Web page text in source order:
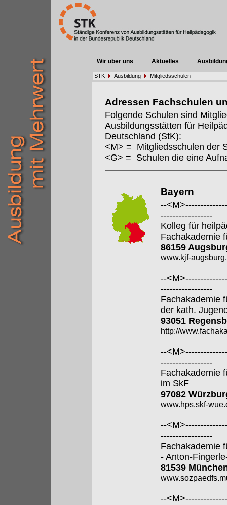
Wir über uns Aktuelles
STK Ausbildung Mitgliedsschulen
Adressen Fachschulen
Folgende Schulen sind
Ausbildungsstätten für
Deutschland (StK):
<M> = Mitgliedsschulen der
<G> = Schulen die eine
Bayern
--
-----------------
Kolleg für
Fachakademie
86159
www.kjf-
--
-----------------
Fachakademie
der kath.
93051
http://
--
-----------------
Fachakademie
im SkF
97082
www.hps.skf-
--
-----------------
Fachakademie
- Anton-
81539
--